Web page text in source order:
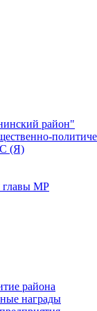
район"
(Я)
главы МР
района
награды